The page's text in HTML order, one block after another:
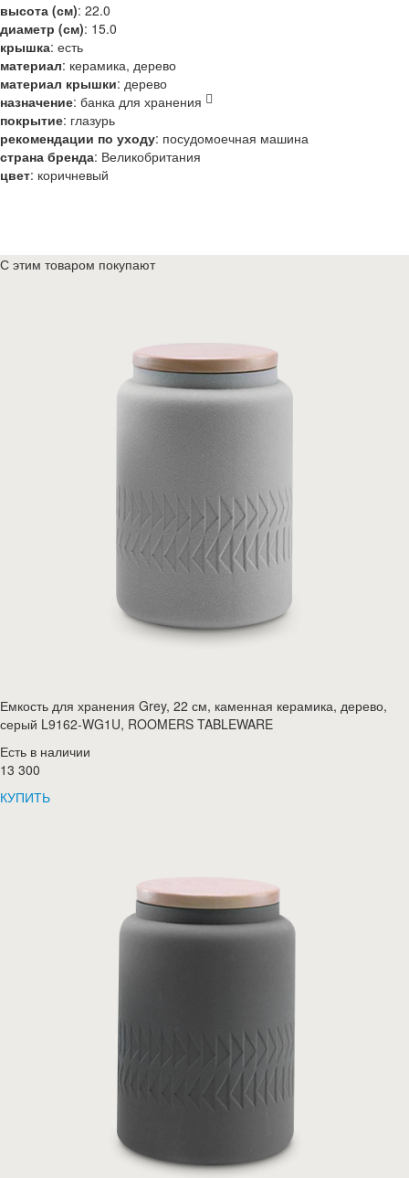
высота (см): 22.0
диаметр (см): 15.0
крышка: есть
материал: керамика, дерево
материал крышки: дерево
назначение: банка для хранения
покрытие: глазурь
рекомендации по уходу: посудомоечная машина
страна бренда: Великобритания
цвет: коричневый
С этим товаром покупают
Емкость для хранения Grey, 22 см, каменная керамика, дерево,
серый L9162-WG1U, ROOMERS TABLEWARE
Есть в наличии
13 300
КУПИТЬ